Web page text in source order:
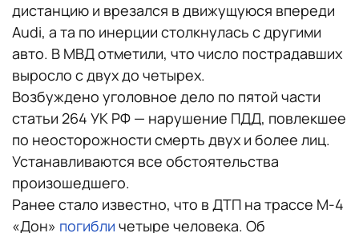
дистанцию и врезался в движущуюся впереди
Audi, а та по инерции столкнулась с другими
авто. В МВД отметили, что число пострадавших
выросло с двух до четырех.
Возбуждено уголовное дело по пятой части
статьи 264 УК РФ — нарушение ПДД, повлекшее
по неосторожности смерть двух и более лиц.
Устанавливаются все обстоятельства
произошедшего.
Ранее стало известно, что в ДТП на трассе М-4
«Дон» погибли четыре человека. Об